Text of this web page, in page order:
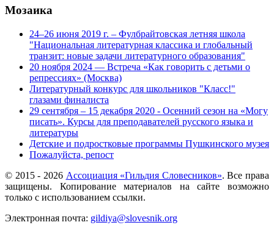
Мозаика
24–26 июня 2019 г. – Фулбрайтовская летняя школа
"Национальная литературная классика и глобальный
транзит: новые задачи литературного образования"
20 ноября 2024 — Встреча «Как говорить с детьми о
репрессиях» (Москва)
Литературный конкурс для школьников "Класс!"
глазами финалиста
29 сентября – 15 декабря 2020 - Осенний сезон на «Могу
писать». Курсы для преподавателей русского языка и
литературы
Детские и подростковые программы Пушкинского музея
Пожалуйста, репост
© 2015 - 2026 Ассоциация «Гильдия Словесников». Все права
защищены. Копирование материалов на сайте возможно
только с использованием ссылки.
Электронная почта: gildiya@slovesnik.org